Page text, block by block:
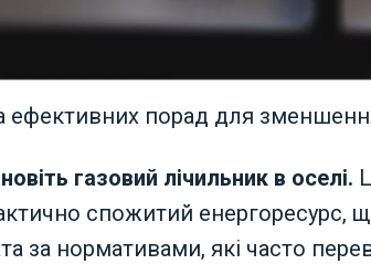
ефективних порад для
газовий лічильник в оселі.
спожитий енергоресурс,
за нормативами, які часто